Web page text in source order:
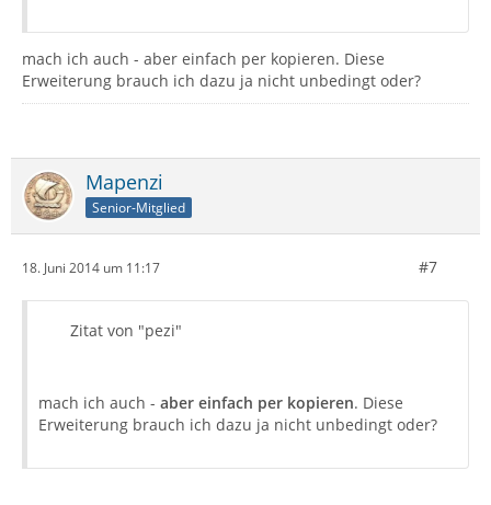
mach ich auch - aber einfach per kopieren. Diese
Erweiterung brauch ich dazu ja nicht unbedingt oder?
Mapenzi
Senior-Mitglied
18. Juni 2014 um 11:17 #7
Zitat von "pezi"
mach ich auch - aber einfach per kopieren. Diese
Erweiterung brauch ich dazu ja nicht unbedingt oder?